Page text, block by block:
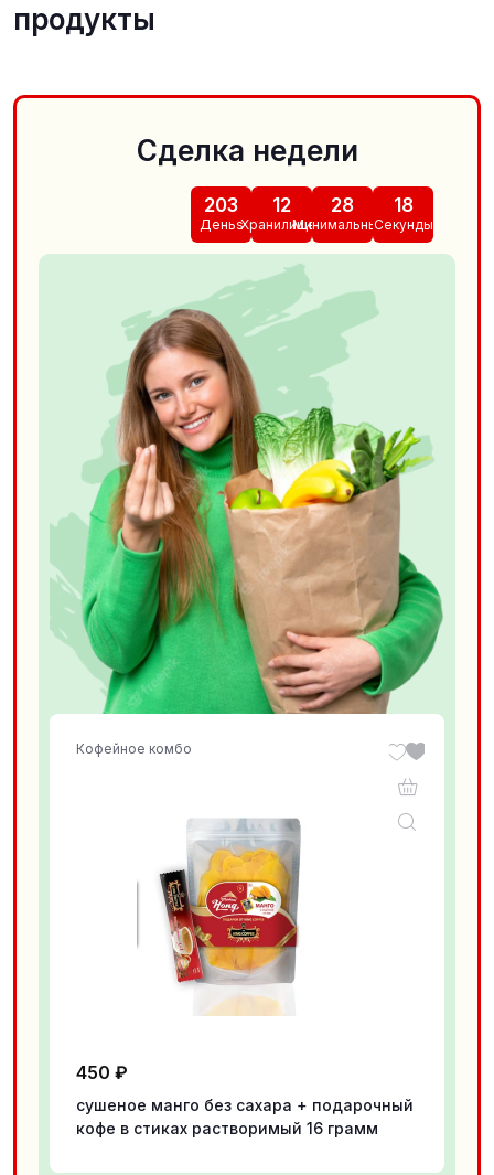
продукты
Сделка недели
203
Деньs
12
Хранилищеs
28
Минимальныйs
16
Секунды
Кофейное комбо
450 ₽
сушеное манго без сахара + подарочный
кофе в стиках растворимый 16 грамм